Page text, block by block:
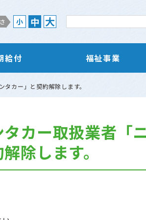
小 中 大
給付 福祉事業
カー」と契約解除します。
カー取扱業者「
除します。